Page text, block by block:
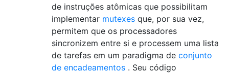
de instruções atômicas que possibilitam
implementar mutexes que, por sua vez,
permitem que os processadores
sincronizem entre si e processem uma lista
de tarefas em um paradigma de conjunto
de encadeamentos . Seu código